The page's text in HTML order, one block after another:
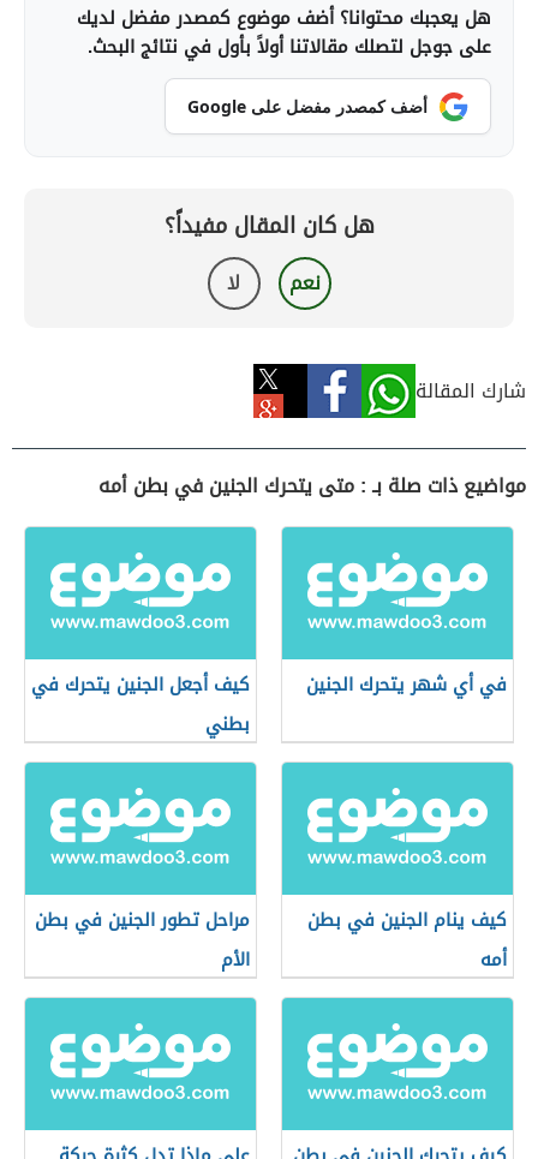
هل يعجبك محتوانا؟ أضف موضوع كمصدر مفضل لديك
على جوجل لتصلك مقالاتنا أولاً بأول في نتائج البحث.
أضف كمصدر مفضل على Google
هل كان المقال مفيداً؟
نعم لا
شارك المقالة
مواضيع ذات صلة بـ : متى يتحرك الجنين في بطن أمه
في أي شهر يتحرك الجنين
كيف أجعل الجنين يتحرك في
بطني
كيف ينام الجنين في بطن
أمه
مراحل تطور الجنين في بطن
الأم